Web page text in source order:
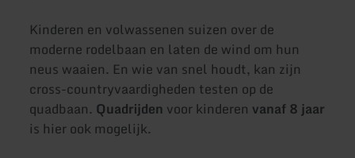
Kinderen en volwassenen suizen over de
moderne rodelbaan en laten de wind om hun
neus waaien. En wie van snel houdt, kan zijn
cross-countryvaardigheden testen op de
quadbaan. Quadrijden voor kinderen vanaf 8 jaar
is hier ook mogelijk.